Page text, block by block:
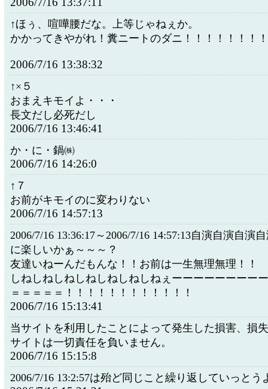
↑ほぅ、喧嘩腰だな。上等じゃねぇか。
かかってきやがれ！糞ニートのダニ！！！！！！！
2006/7/16 13:38:32
↑×５
おまえキモイよ・・・
長文だし必死だし
2006/7/16 13:46:41
か・に・鍋㈱
2006/7/16 14:26:0
↑７
お前がキモイのに変わりない
2006/7/16 14:57:13
2006/7/16 13:36:17～2006/7/16 14:57:13自演自演自演
に楽しいかぁ～～～？
友達いねーんだもんな！！お前は一生無理無理！！
しねしねしねしねしねしねしねぇーーーーーーーー
＝＝＝＝＝！！！！！！！！！！！！
2006/7/16 15:13:41
当サイトを利用したことによって発生した損害、損
サイトは一切責任を負いません。
2006/7/16 15:15:8
2006/7/16 13:2:57は殆ど同じこと繰り返していっとう